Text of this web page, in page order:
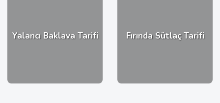
Yalancı Baklava Tarifi Fırında Sütlaç Tarifi